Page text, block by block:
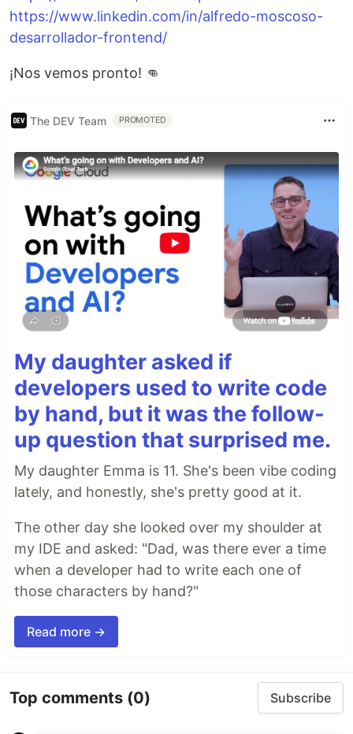
https://www.linkedin.com/in/alfredo-moscoso-
desarrollador-frontend/
¡Nos vemos pronto! 👊
The DEV Team PROMOTED
My daughter asked if
developers used to write code
by hand, but it was the follow-
up question that surprised me.
My daughter Emma is 11. She's been vibe coding
lately, and honestly, she's pretty good at it.
The other day she looked over my shoulder at
my IDE and asked: "Dad, was there ever a time
when a developer had to write each one of
those characters by hand?"
Read more →
Top comments (0) Subscribe